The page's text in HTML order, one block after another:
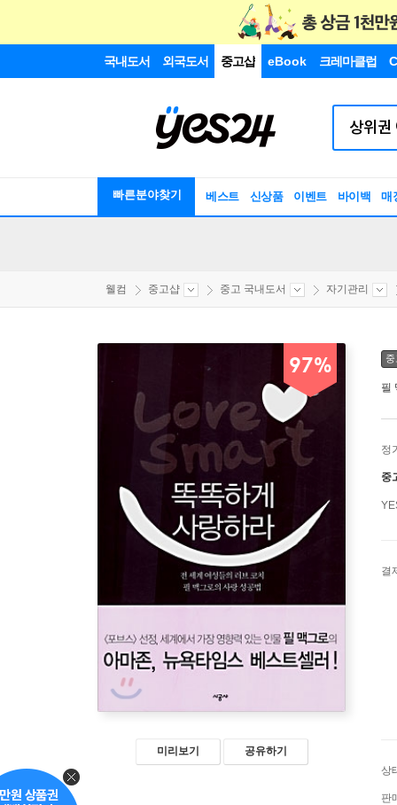
국내도서 외국도서 중고샵 eBook 크레마클럽
빠른분야찾기 베스트 신상품 이벤트 바이백 매
웰컴 중고샵 중고 국내도서 자기관리
97%
미리보기 공유하기
필
정
중
결
상
판